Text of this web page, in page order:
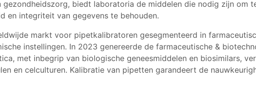
biedt laboratoria de middelen die nodig zijn om
en integriteit van gegevens te behouden.
markt voor pipetkalibratoren gesegmenteerd in
instellingen. In 2023 genereerde de farmaceutische &
met inbegrip van biologische geneesmiddelen en biosimilars,
en celculturen. Kalibratie van pipetten garandeert de